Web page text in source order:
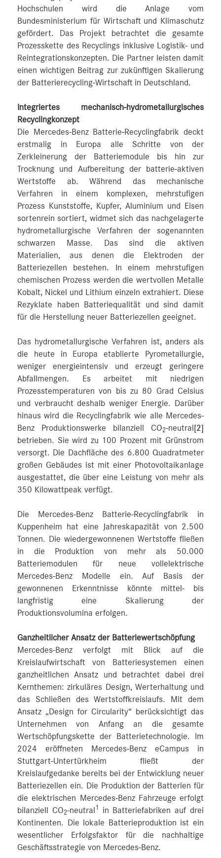
Hochschulen wird die Anlage vom
Bundesministerium für Wirtschaft und Klimaschutz
gefördert. Das Projekt betrachtet die gesamte
Prozesskette des Recyclings inklusive Logistik- und
Reintegrationskonzepten. Die Partner leisten damit
einen wichtigen Beitrag zur zukünftigen Skalierung
der Batterierecycling-Wirtschaft in Deutschland.
Integriertes mechanisch-hydrometallurgisches
Recyclingkonzept
Die Mercedes-Benz Batterie-Recyclingfabrik deckt
erstmalig in Europa alle Schritte von der
Zerkleinerung der Batteriemodule bis hin zur
Trocknung und Aufbereitung der batterie-aktiven
Wertstoffe ab. Während das mechanische
Verfahren in einem komplexen, mehrstufigen
Prozess Kunststoffe, Kupfer, Aluminium und Eisen
sortenrein sortiert, widmet sich das nachgelagerte
hydrometallurgische Verfahren der sogenannten
schwarzen Masse. Das sind die aktiven
Materialien, aus denen die Elektroden der
Batteriezellen bestehen. In einem mehrstufigen
chemischen Prozess werden die wertvollen Metalle
Kobalt, Nickel und Lithium einzeln extrahiert. Diese
Rezyklate haben Batteriequalität und sind damit
für die Herstellung neuer Batteriezellen geeignet.
Das hydrometallurgische Verfahren ist, anders als
die heute in Europa etablierte Pyrometallurgie,
weniger energieintensiv und erzeugt geringere
Abfallmengen. Es arbeitet mit niedrigen
Prozesstemperaturen von bis zu 80 Grad Celsius
und verbraucht deshalb weniger Energie. Darüber
hinaus wird die Recyclingfabrik wie alle Mercedes-
Benz Produktionswerke bilanziell CO2-neutral [2]
betrieben. Sie wird zu 100 Prozent mit Grünstrom
versorgt. Die Dachfläche des 6.800 Quadratmeter
großen Gebäudes ist mit einer Photovoltaikanlage
ausgestattet, die über eine Leistung von mehr als
350 Kilowattpeak verfügt.
Die Mercedes-Benz Batterie-Recyclingfabrik in
Kuppenheim hat eine Jahreskapazität von 2.500
Tonnen. Die wiedergewonnenen Wertstoffe fließen
in die Produktion von mehr als 50.000
Batteriemodulen für neue vollelektrische
Mercedes-Benz Modelle ein. Auf Basis der
gewonnenen Erkenntnisse könnte mittel- bis
langfristig eine Skalierung der
Produktionsvolumina erfolgen.
Ganzheitlicher Ansatz der Batteriewertschöpfung
Mercedes-Benz verfolgt mit Blick auf die
Kreislaufwirtschaft von Batteriesystemen einen
ganzheitlichen Ansatz und betrachtet dabei drei
Kernthemen: zirkuläres Design, Werterhaltung und
das Schließen des Wertstoffkreislaufs. Mit dem
Ansatz „Design for Circularity“ berücksichtigt das
Unternehmen von Anfang an die gesamte
Wertschöpfungskette der Batterietechnologie. Im
2024 eröffneten Mercedes-Benz eCampus in
Stuttgart-Untertürkheim fließt der
Kreislaufgedanke bereits bei der Entwicklung neuer
Batteriezellen ein. Die Produktion der Batterien für
die elektrischen Mercedes-Benz Fahrzeuge erfolgt
bilanziell CO2-neutral 1
in Batteriefabriken auf drei
Kontinenten. Die lokale Batterieproduktion ist ein
wesentlicher Erfolgsfaktor für die nachhaltige
Geschäftsstrategie von Mercedes-Benz.